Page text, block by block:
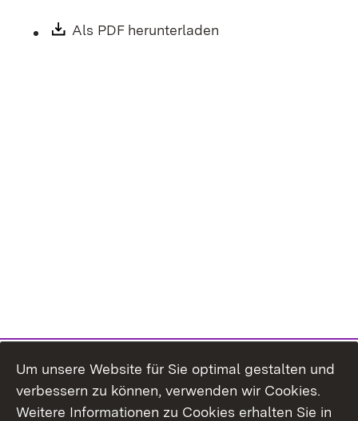
Download:
Als PDF herunterladen
Themenübersicht
Um unsere Website für Sie optimal gestalten und
verbessern zu können, verwenden wir Cookies.
Weitere Informationen zu Cookies erhalten Sie in